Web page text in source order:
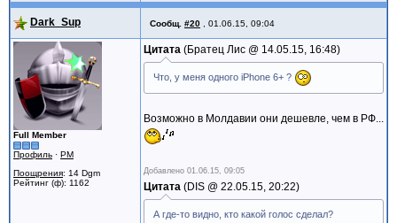
Dark_Sup Сообщ. #20 01.06.15, 09:04
Full Member
Профиль · PM
Поощрения: 14 Dgm
Рейтинг (ф): 1162
Цитата Братец Лис @ 14.05.15, 16:48
Что, у меня одного iPhone 6+ ?
Возможно в Молдавии они дешевле, чем в РФ...
Добавлено 01.06.15, 09:05
Цитата DIS @ 22.05.15, 20:22
А где-то видно, кто какой голос сделал?